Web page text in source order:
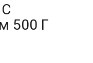
500 Г